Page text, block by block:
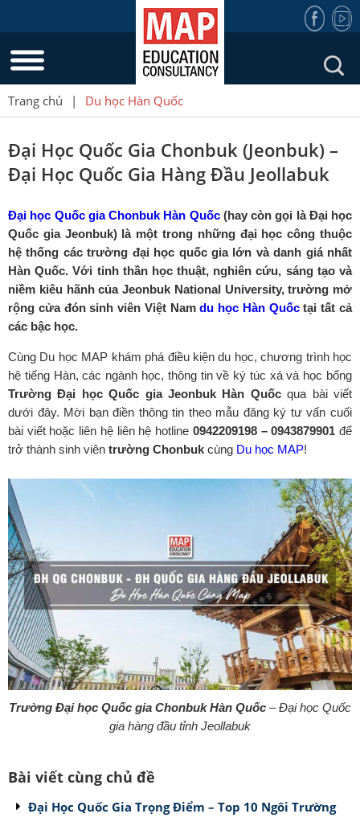
Trang chủ | Du học Hàn Quốc
Đại Học Quốc Gia Chonbuk (Jeonbuk) –
Đại Học Quốc Gia Hàng Đầu Jeollabuk
Đại học Quốc gia Chonbuk Hàn Quốc(hay còn gọi là Đại học
Quốc gia Jeonbuk) là một trong những đại học công thuộc
hệ thống các trường đại học quốc gia lớn và danh giá nhất
Hàn Quốc. Với tinh thần học thuật, nghiên cứu, sáng tạo và
niềm kiêu hãnh của Jeonbuk National University, trường mở
rộng cửa đón sinh viên Việt Namdu học Hàn Quốctại tất cả
các bậc học.
Cùng Du học MAP khám phá điều kiện du học, chương trình học
hệ tiếng Hàn, các ngành học, thông tin về ký túc xá và học bổng
Trường Đại học Quốc gia Jeonbuk Hàn Quốcqua bài viết
dưới đây. Mời bạn điền thông tin theo mẫu đăng ký tư vấn cuối
bài viết hoặc liên hệ liên hệ hotline 0942209198 – 0943879901 để
trở thành sinh viên trường Chonbuk cùng Du học MAP!
Trường Đại học Quốc gia Chonbuk Hàn Quốc – Đại học Quốc
gia hàng đầu tỉnh Jeollabuk
Bài viết cùng chủ đề
Đại Học Quốc Gia Trọng Điểm – Top 10 Ngôi Trường